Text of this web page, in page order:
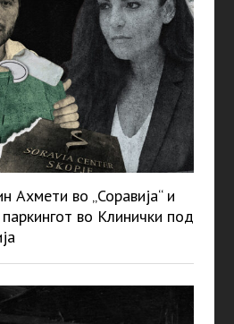
Ахмети во „Соравија“ и
во Клинички под